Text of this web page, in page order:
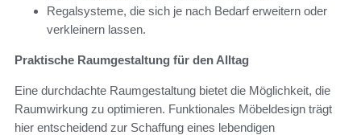
Regalsysteme, die sich je nach Bedarf erweitern oder
verkleinern lassen.
Praktische Raumgestaltung für den Alltag
Eine durchdachte Raumgestaltung bietet die Möglichkeit, die
Raumwirkung zu optimieren. Funktionales Möbeldesign trägt
hier entscheidend zur Schaffung eines lebendigen